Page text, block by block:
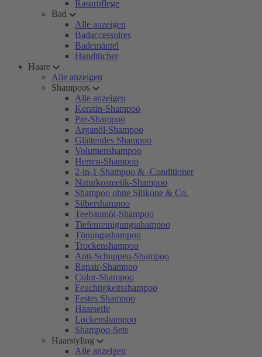
Rasurpflege
Bad
Alle anzeigen
Badaccessoires
Bademäntel
Handtücher
Haare
Alle anzeigen
Shampoos
Alle anzeigen
Keratin-Shampoo
Pre-Shampoo
Arganöl-Shampoo
Glättendes Shampoo
Volumenshampoo
Herren-Shampoo
2-in-1-Shampoo & -Conditioner
Naturkosmetik-Shampoo
Shampoo ohne Silikone & Co.
Silbershampoo
Teebaumöl-Shampoo
Tiefenreinigungsshampoo
Tönungsshampoo
Trockenshampoo
Anti-Schuppen-Shampoo
Repair-Shampoo
Color-Shampoo
Feuchtigkeitsshampoo
Festes Shampoo
Haarseife
Lockenshampoo
Shampoo-Sets
Haarstyling
Alle anzeigen